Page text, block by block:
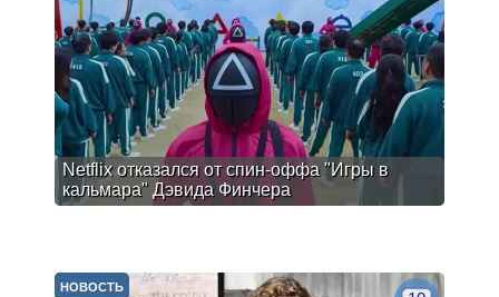
Netflix отказался от спин-оффа "Игры в
кальмара" Дэвида Финчера
НОВОСТЬ